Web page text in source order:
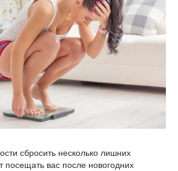
сбросить несколько лишних
посещать вас после новогодних